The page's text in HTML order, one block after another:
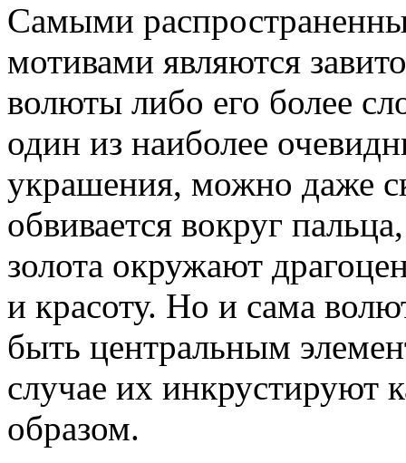
Самыми
мотивами являются
волюты либо его более
один из наиболее
украшения, можно даже
обвивается вокруг
золота окружают
и красоту. Но и сама
быть центральным
случае их инкрустируют
образом.